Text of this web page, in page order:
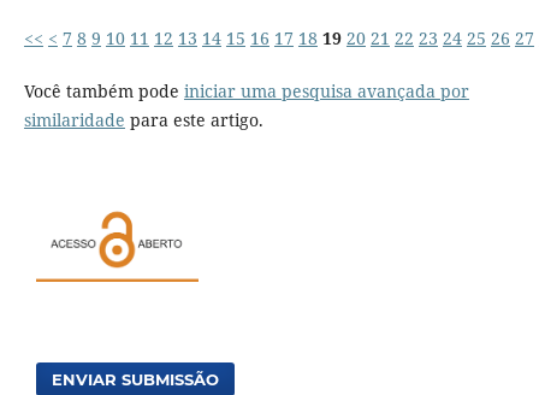
<< < 7 8 9 10 11 12 13 14 15 16 17 18 19 20 21 22 23 24 25 26 27
Você também pode iniciar uma pesquisa avançada por
similaridade para este artigo.
ENVIAR SUBMISSÃO